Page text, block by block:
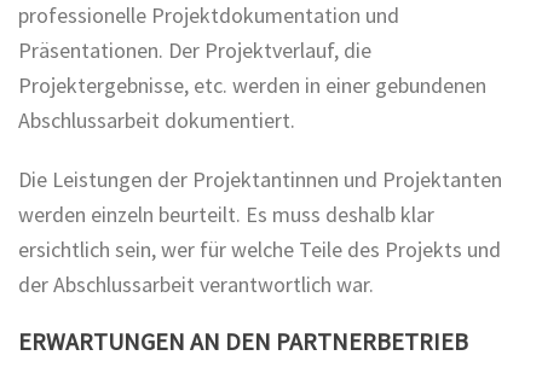
professionelle Projektdokumentation und
Präsentationen. Der Projektverlauf, die
Projektergebnisse, etc. werden in einer gebundenen
Abschlussarbeit dokumentiert.
Die Leistungen der Projektantinnen und Projektanten
werden einzeln beurteilt. Es muss deshalb klar
ersichtlich sein, wer für welche Teile des Projekts und
der Abschlussarbeit verantwortlich war.
ERWARTUNGEN AN DEN PARTNERBETRIEB